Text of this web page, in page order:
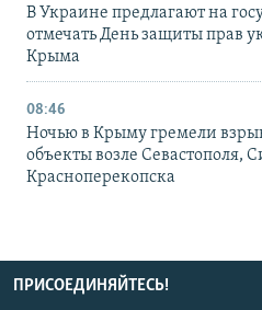
В Украине предлагают на
отмечать День защиты прав
Крыма
08:46
Ночью в Крыму гремели
объекты возле Севастополя,
Красноперекопска
ПРИСОЕДИНЯЙТЕСЬ!